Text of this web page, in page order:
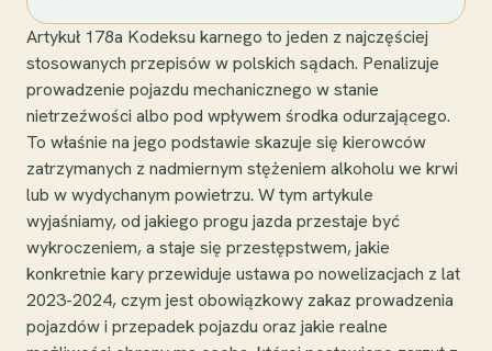
Artykuł 178a Kodeksu karnego to jeden z najczęściej
stosowanych przepisów w polskich sądach. Penalizuje
prowadzenie pojazdu mechanicznego w stanie
nietrzeźwości albo pod wpływem środka odurzającego.
To właśnie na jego podstawie skazuje się kierowców
zatrzymanych z nadmiernym stężeniem alkoholu we krwi
lub w wydychanym powietrzu. W tym artykule
wyjaśniamy, od jakiego progu jazda przestaje być
wykroczeniem, a staje się przestępstwem, jakie
konkretnie kary przewiduje ustawa po nowelizacjach z lat
2023-2024, czym jest obowiązkowy zakaz prowadzenia
pojazdów i przepadek pojazdu oraz jakie realne